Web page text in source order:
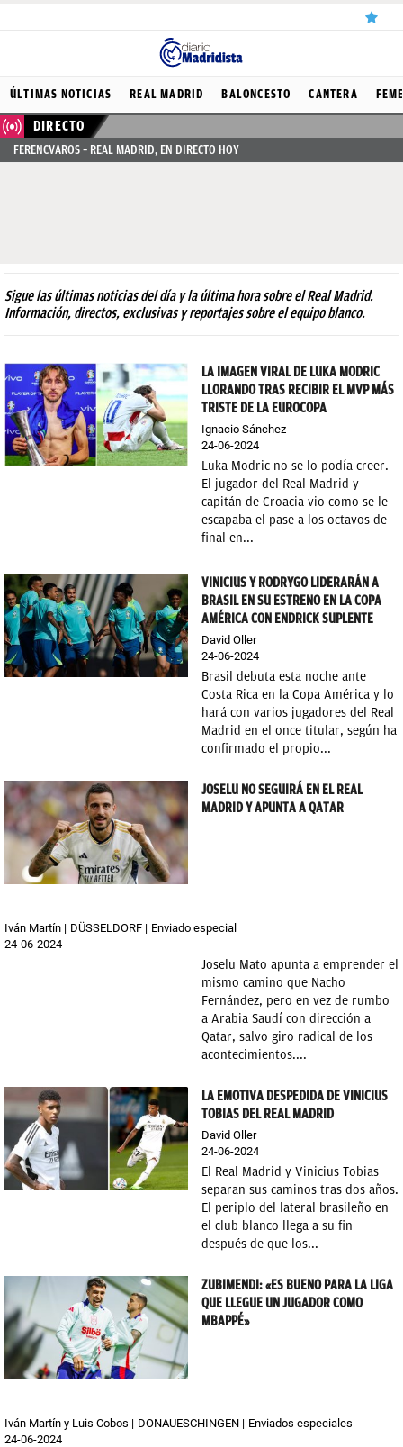
ÚLTIMAS
NOTICIAS
REAL
FICHAJES
FEMENINO
PAPARAZZI
OKDIARIO
ÚLTIMAS NOTICIAS REAL MADRID BALONCESTO CANTERA
DIRECTO
FERENCVAROS – REAL MADRID, EN DIRECTO HOY
Sigue las últimas noticias del día y la última hora sobre el Real Madrid.
Información, directos, exclusivas y reportajes sobre el equipo blanco.
LA IMAGEN VIRAL DE LUKA MODRIC
LLORANDO TRAS RECIBIR EL MVP MÁS
TRISTE DE LA EUROCOPA
Ignacio Sánchez
24-06-2024
Luka Modric no se lo podía creer.
El jugador del Real Madrid y
capitán de Croacia vio como se le
escapaba el pase a los octavos de
final en...
VINICIUS Y RODRYGO LIDERARÁN A
BRASIL EN SU ESTRENO EN LA COPA
AMÉRICA CON ENDRICK SUPLENTE
David Oller
24-06-2024
Brasil debuta esta noche ante
Costa Rica en la Copa América y lo
hará con varios jugadores del Real
Madrid en el once titular, según ha
confirmado el propio...
JOSELU NO SEGUIRÁ EN EL REAL
MADRID Y APUNTA A QATAR
Iván Martín DÜSSELDORF
Enviado especial
24-06-2024
Joselu Mato apunta a emprender el
mismo camino que Nacho
Fernández, pero en vez de rumbo
a Arabia Saudí con dirección a
Qatar, salvo giro radical de los
acontecimientos....
LA EMOTIVA DESPEDIDA DE VINICIUS
TOBIAS DEL REAL MADRID
David Oller
24-06-2024
El Real Madrid y Vinicius Tobias
separan sus caminos tras dos años.
El periplo del lateral brasileño en
el club blanco llega a su fin
después de que los...
ZUBIMENDI: «ES BUENO PARA LA LIGA
QUE LLEGUE UN JUGADOR COMO
MBAPPÉ»
Iván Martín y Luis Cobos DONAUESCHINGEN
Enviados especiales
24-06-2024